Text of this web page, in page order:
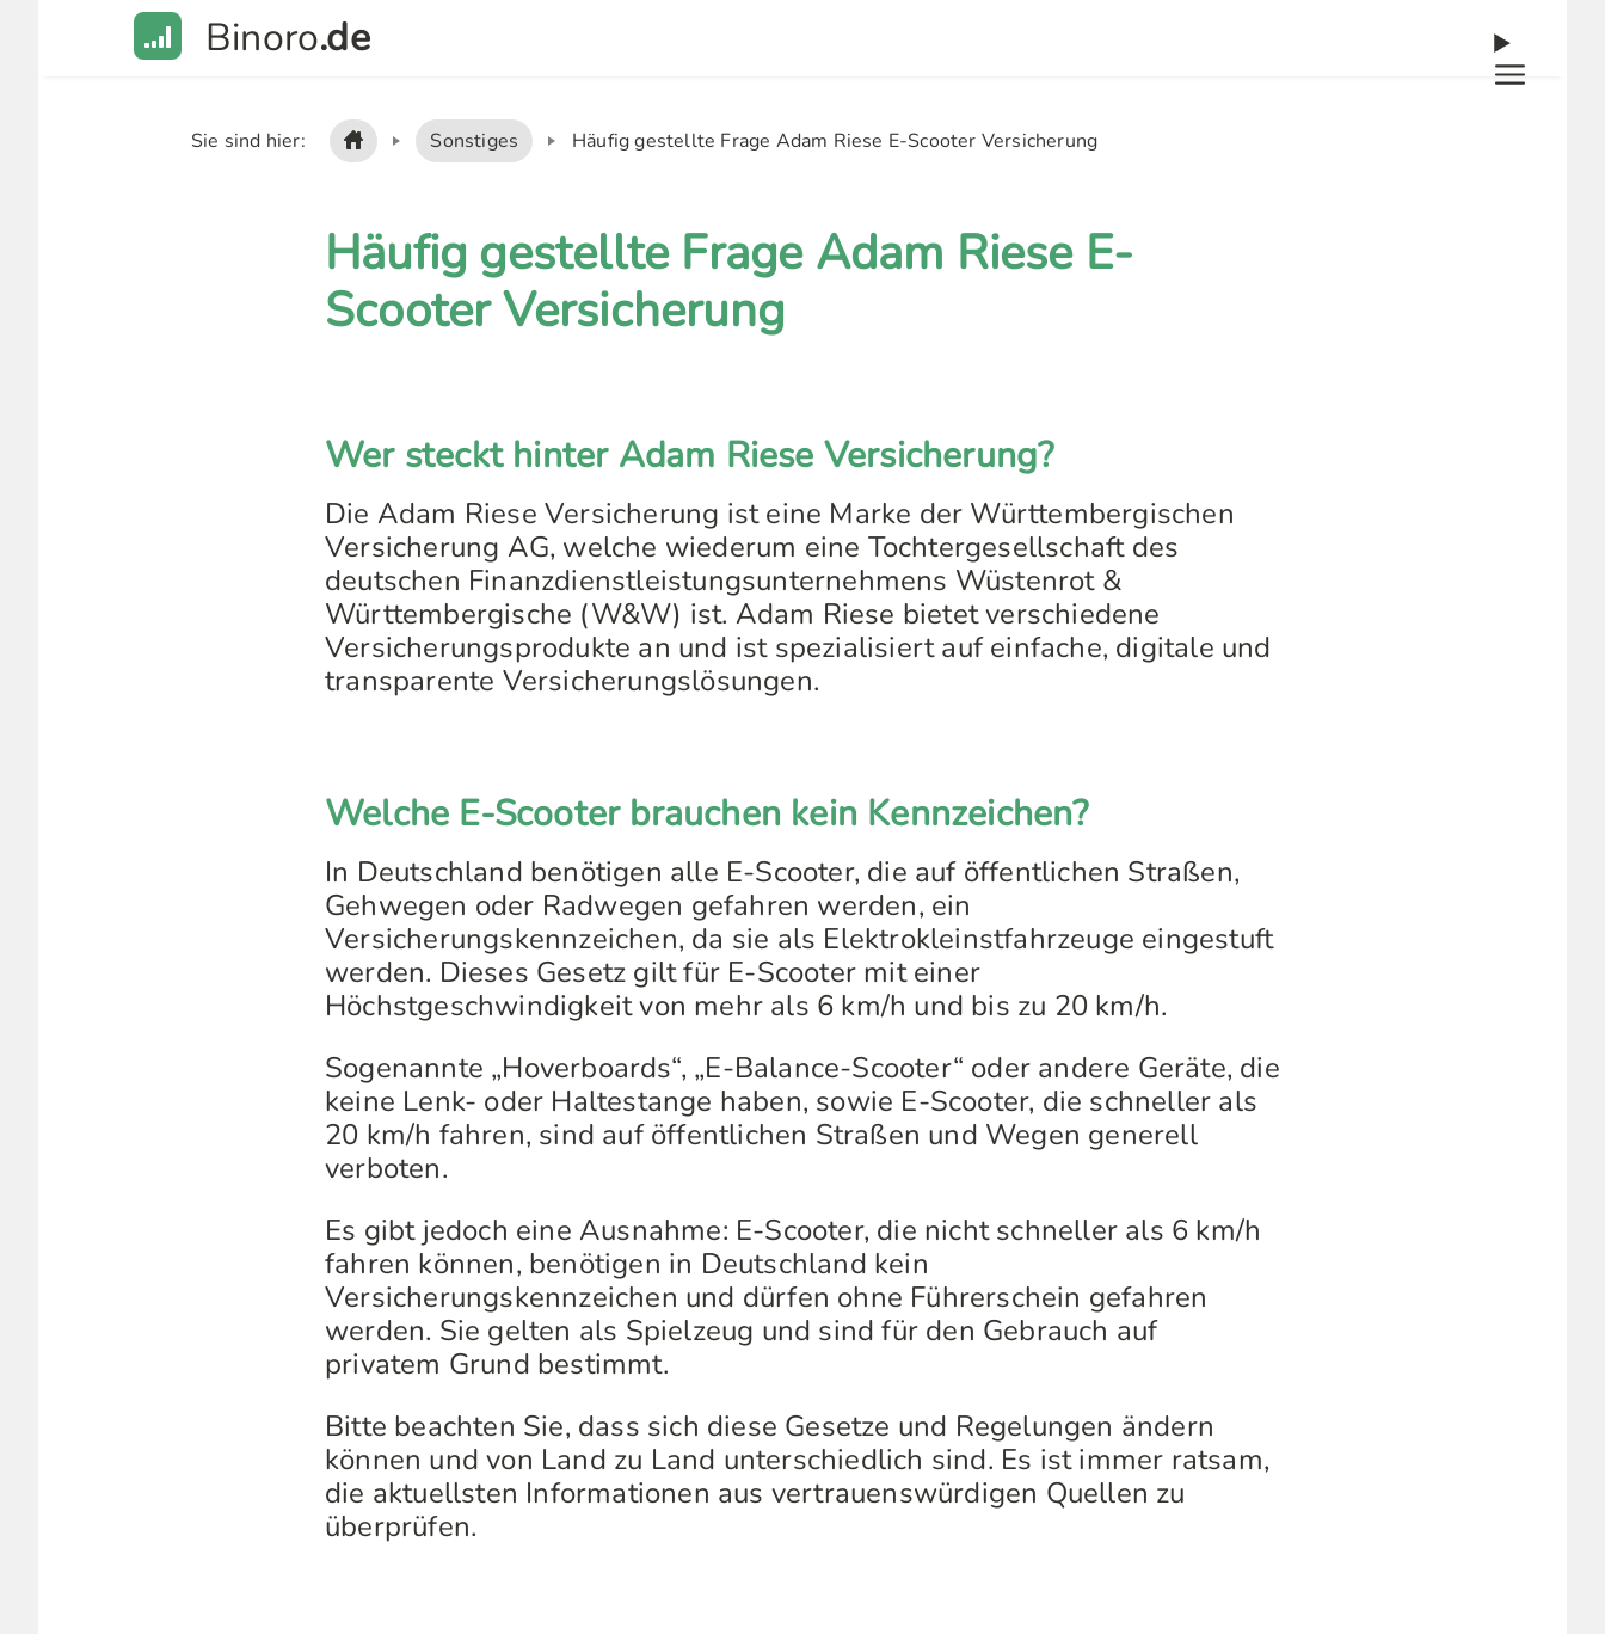
Binoro.de
Sie sind hier: Sonstiges Häufig gestellte Frage Adam Riese E-Scooter Versicherung
Häufig gestellte Frage Adam Riese E-
Scooter Versicherung
Wer steckt hinter Adam Riese Versicherung?
Die Adam Riese Versicherung ist eine Marke der Württembergischen
Versicherung AG, welche wiederum eine Tochtergesellschaft des
deutschen Finanzdienstleistungsunternehmens Wüstenrot &
Württembergische (W&W) ist. Adam Riese bietet verschiedene
Versicherungsprodukte an und ist spezialisiert auf einfache, digitale und
transparente Versicherungslösungen.
Welche E-Scooter brauchen kein Kennzeichen?
In Deutschland benötigen alle E-Scooter, die auf öffentlichen Straßen,
Gehwegen oder Radwegen gefahren werden, ein
Versicherungskennzeichen, da sie als Elektrokleinstfahrzeuge eingestuft
werden. Dieses Gesetz gilt für E-Scooter mit einer
Höchstgeschwindigkeit von mehr als 6 km/h und bis zu 20 km/h.
Sogenannte „Hoverboards“, „E-Balance-Scooter“ oder andere Geräte, die
keine Lenk- oder Haltestange haben, sowie E-Scooter, die schneller als
20 km/h fahren, sind auf öffentlichen Straßen und Wegen generell
verboten.
Es gibt jedoch eine Ausnahme: E-Scooter, die nicht schneller als 6 km/h
fahren können, benötigen in Deutschland kein
Versicherungskennzeichen und dürfen ohne Führerschein gefahren
werden. Sie gelten als Spielzeug und sind für den Gebrauch auf
privatem Grund bestimmt.
Bitte beachten Sie, dass sich diese Gesetze und Regelungen ändern
können und von Land zu Land unterschiedlich sind. Es ist immer ratsam,
die aktuellsten Informationen aus vertrauenswürdigen Quellen zu
überprüfen.